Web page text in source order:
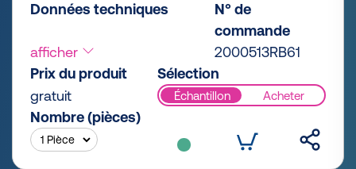
Données techniques
afficher
N° de
commande
2000513RB61
Prix du produit
gratuit
Sélection
Échantillon Acheter
Nombre (pièces)